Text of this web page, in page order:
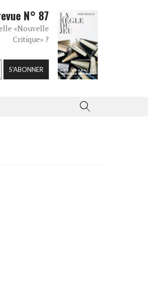
N° 87
«Nouvelle
Critique» ?
S'ABONNER